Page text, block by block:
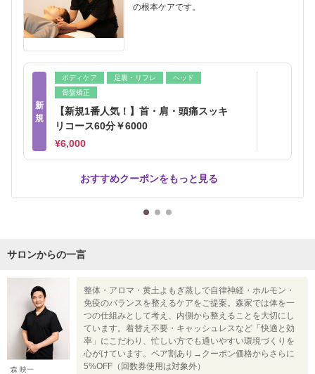
の根本ケアです。
新
規
ボディケア 足裏・リフレ
ヘッド
骨盤矯正
【新規1番人気！】首・肩・頭痛スッキ
リコース60分￥6000
¥6,000
おすすめクーポンをもっと見る
サロンからの一言
森 映一
整体・アロマ・黄土よもぎ蒸しで自律神経・ホルモン・
免疫のバランスを整えるケアをご提案。森家では体を一
つの仕組みとして考え、内側から整えることを大切にし
ています。着替え不要・キャッシュレスなど「快適と効
率」にこだわり、忙しい方でも通いやすい環境づくりを
心がけています。ペア割あり→クーポン価格からさらに
5%OFF（回数券使用は対象外）